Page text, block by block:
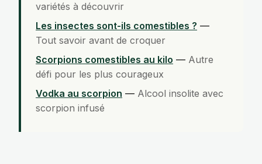
variétés à découvrir
Les insectes sont-ils comestibles ? —
Tout savoir avant de croquer
Scorpions comestibles au kilo — Autre
défi pour les plus courageux
Vodka au scorpion — Alcool insolite avec
scorpion infusé